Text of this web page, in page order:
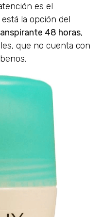
es el
la opción del
48 horas,
que no cuenta con